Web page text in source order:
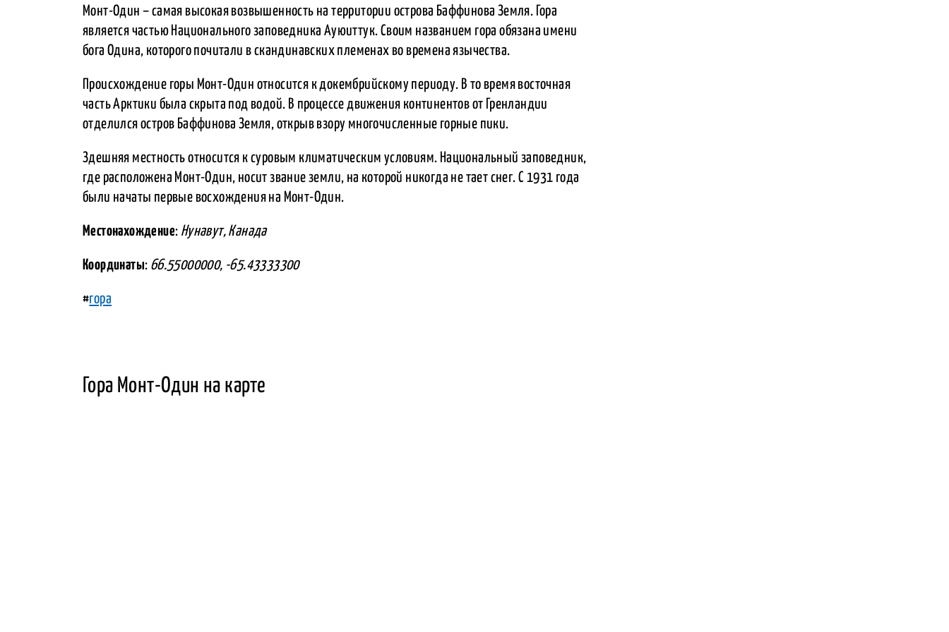
Монт-Один – самая высокая возвышенность на территории острова Баффинова Земля. Гора
является частью Национального заповедника Ауюиттук. Своим названием гора обязана имени
бога Одина, которого почитали в скандинавских племенах во времена язычества.
Происхождение горы Монт-Один относится к докембрийскому периоду. В то время восточная
часть Арктики была скрыта под водой. В процессе движения континентов от Гренландии
отделился остров Баффинова Земля, открыв взору многочисленные горные пики.
Здешняя местность относится к суровым климатическим условиям. Национальный заповедник,
где расположена Монт-Один, носит звание земли, на которой никогда не тает снег. С 1931 года
были начаты первые восхождения на Монт-Один.
Местонахождение: Нунавут, Канада
Координаты: 66.55000000, -65.43333300
#гора
Гора Монт-Один на карте